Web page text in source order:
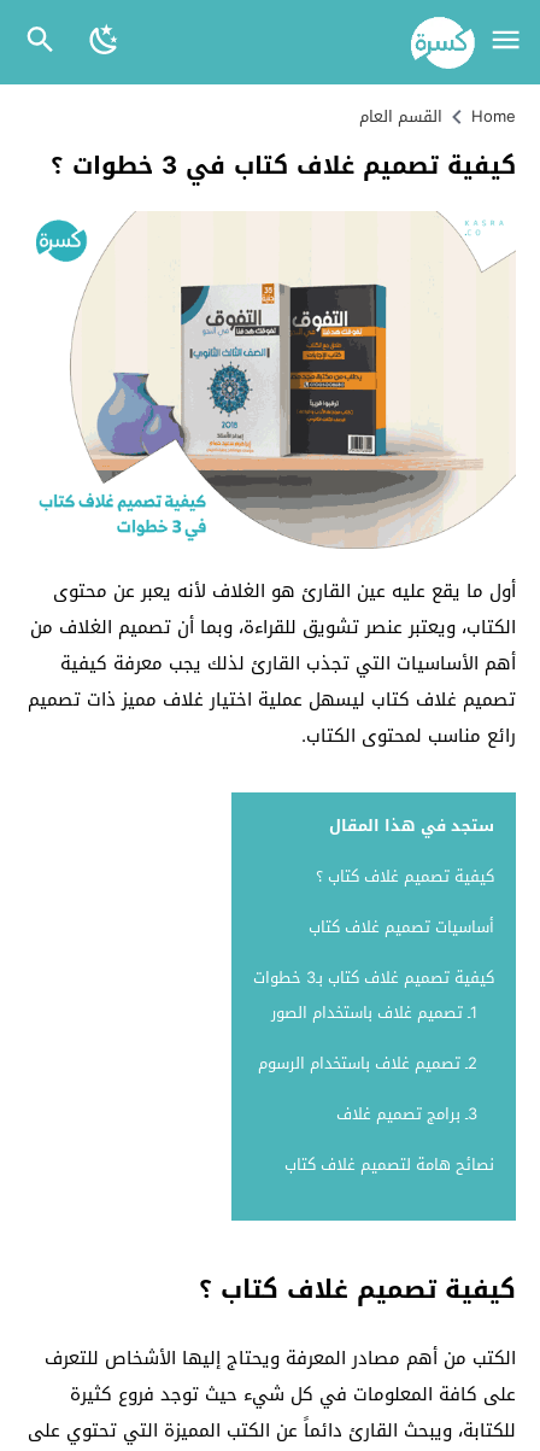
Home القسم العام
كيفية تصميم غلاف كتاب في 3 خطوات ؟
أول ما يقع عليه عين القارئ هو الغلاف لأنه يعبر عن محتوى
الكتاب، ويعتبر عنصر تشويق للقراءة، وبما أن تصميم الغلاف من
أهم الأساسيات التي تجذب القارئ لذلك يجب معرفة كيفية
تصميم غلاف كتاب ليسهل عملية اختيار غلاف مميز ذات تصميم
رائع مناسب لمحتوى الكتاب.
ستجد في هذا المقال
كيفية تصميم غلاف كتاب ؟
أساسيات تصميم غلاف كتاب
كيفية تصميم غلاف كتاب بـ3 خطوات
1ـ تصميم غلاف باستخدام الصور
2ـ تصميم غلاف باستخدام الرسوم
3ـ برامج تصميم غلاف
نصائح هامة لتصميم غلاف كتاب
كيفية تصميم غلاف كتاب ؟
الكتب من أهم مصادر المعرفة ويحتاج إليها الأشخاص للتعرف
على كافة المعلومات في كل شيء حيث توجد فروع كثيرة
للكتابة، ويبحث القارئ دائماً عن الكتب المميزة التي تحتوي على